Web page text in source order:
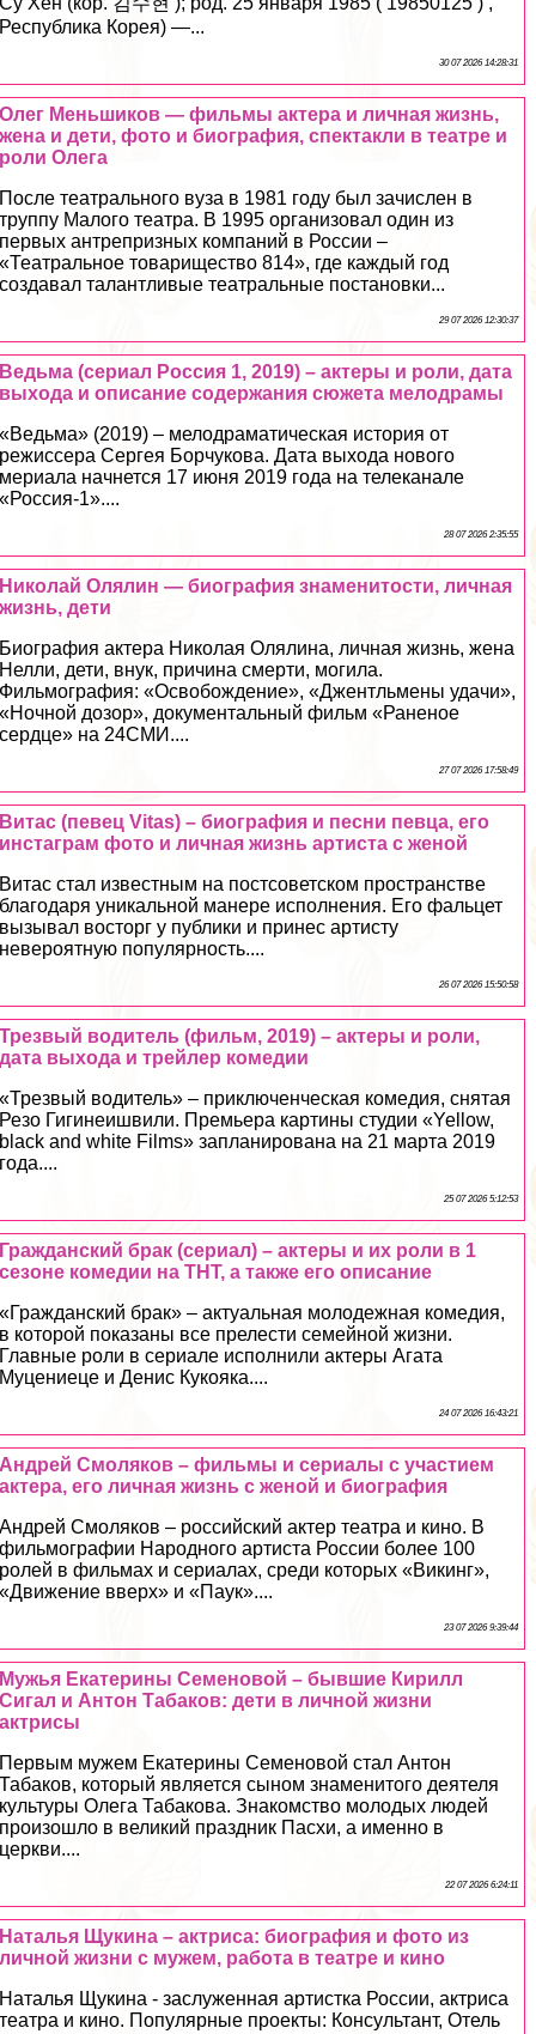
Республика Корея) —...
30 07 2026 14:28:31
Олег Меньшиков — фильмы актера и личная жизнь,
жена и дети, фото и биография, спектакли в театре и
роли Олега
После театрального вуза в 1981 году был зачислен в
труппу Малого театра. В 1995 организовал один из
первых антрепризных компаний в России –
«Театральное товарищество 814», где каждый год
создавал талантливые театральные постановки...
29 07 2026 12:30:37
Ведьма (сериал Россия 1, 2019) – актеры и роли, дата
выхода и описание содержания сюжета мелодрамы
«Ведьма» (2019) – мелодраматическая история от
режиссера Сергея Борчукова. Дата выхода нового
мериала начнется 17 июня 2019 года на телеканале
«Россия-1»....
28 07 2026 2:35:55
Николай Олялин — биография знаменитости, личная
жизнь, дети
Биография актера Николая Олялина, личная жизнь, жена
Нелли, дети, внук, причина cмepти, могила.
Фильмография: «Освобождение», «Джентльмены удачи»,
«Ночной дозор», документальный фильм «Раненое
сердце» на 24СМИ....
27 07 2026 17:58:49
Витас (певец Vitas) – биография и песни певца, его
инстаграм фото и личная жизнь артиста с женой
Витас стал известным на постсоветском прострaнcтве
благодаря уникальной манере исполнения. Его фальцет
вызывал восторг у публики и принес артисту
невероятную популярность....
26 07 2026 15:50:58
Трезвый водитель (фильм, 2019) – актеры и роли,
дата выхода и трейлер комедии
«Трезвый водитель» – приключенческая комедия, снятая
Резо Гигинеишвили. Премьера картины студии «Yellow,
black and white Films» запланирована на 21 марта 2019
года....
25 07 2026 5:12:53
Гражданский бpaк (сериал) – актеры и их роли в 1
сезоне комедии на ТНТ, а также его описание
«Гражданский бpaк» – актуальная молодежная комедия,
в которой показаны все прелести семейной жизни.
Главные роли в сериале исполнили актеры Агата
Муцениеце и Денис Кукояка....
24 07 2026 16:43:21
Андрей Смоляков – фильмы и сериалы с участием
актера, его личная жизнь с женой и биография
Андрей Смоляков – российский актер театра и кино. В
фильмографии Народного артиста России более 100
ролей в фильмах и сериалах, среди которых «Викинг»,
«Движение вверх» и «Паук»....
23 07 2026 9:39:44
Мужья Екатерины Семеновой – бывшие Кирилл
Сигал и Антон Табаков: дети в личной жизни
актрисы
Первым мужем Екатерины Семеновой стал Антон
Табаков, который является сыном знаменитого деятеля
культуры Олега Табакова. Знакомство молодых людей
произошло в великий праздник Пасхи, а именно в
церкви....
22 07 2026 6:24:11
Наталья Щукина – актриса: биография и фото из
личной жизни с мужем, работа в театре и кино
Наталья Щукина - заслуженная артистка России, актриса
театра и кино. Популярные проекты: Консультант, Отель